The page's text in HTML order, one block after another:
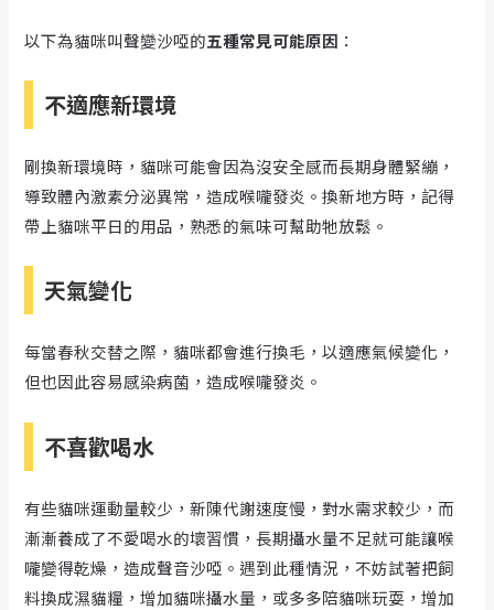
以下為貓咪叫聲變沙啞的五種常見可能原因 ：
不適應新環境
剛換新環境時，貓咪可能會因為沒安全感而長期身體緊繃，
導致體內激素分泌異常，造成喉嚨發炎。換新地方時，記得
帶上貓咪平日的用品，熟悉的氣味可幫助牠放鬆。
天氣變化
每當春秋交替之際，貓咪都會進行換毛，以適應氣候變化，
但也因此容易感染病菌，造成喉嚨發炎。
不喜歡喝水
有些貓咪運動量較少，新陳代謝速度慢，對水需求較少，而
漸漸養成了不愛喝水的壞習慣，長期攝水量不足就可能讓喉
嚨變得乾燥，造成聲音沙啞。遇到此種情況，不妨試著把飼
料換成濕貓糧，增加貓咪攝水量，或多多陪貓咪玩耍，增加